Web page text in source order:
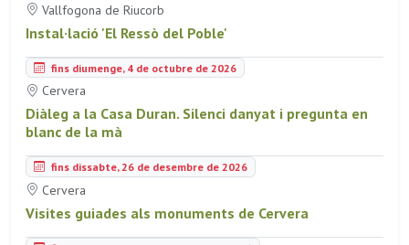
Vallfogona de Riucorb
Instal·lació 'El Ressò del Poble'
fins diumenge, 4 de octubre de 2026
Cervera
Diàleg a la Casa Duran. Silenci danyat i pregunta en
blanc de la mà
fins dissabte, 26 de desembre de 2026
Cervera
Visites guiades als monuments de Cervera